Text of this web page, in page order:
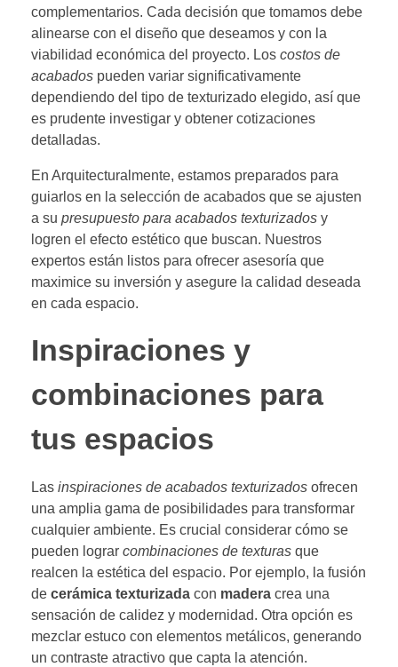
complementarios. Cada decisión que tomamos debe
alinearse con el diseño que deseamos y con la
viabilidad económica del proyecto. Los costos de
acabados pueden variar significativamente
dependiendo del tipo de texturizado elegido, así que
es prudente investigar y obtener cotizaciones
detalladas.
En Arquitecturalmente, estamos preparados para
guiarlos en la selección de acabados que se ajusten
a su presupuesto para acabados texturizados y
logren el efecto estético que buscan. Nuestros
expertos están listos para ofrecer asesoría que
maximice su inversión y asegure la calidad deseada
en cada espacio.
Inspiraciones y
combinaciones para
tus espacios
Las inspiraciones de acabados texturizados ofrecen
una amplia gama de posibilidades para transformar
cualquier ambiente. Es crucial considerar cómo se
pueden lograr combinaciones de texturas que
realcen la estética del espacio. Por ejemplo, la fusión
de cerámica texturizada con madera crea una
sensación de calidez y modernidad. Otra opción es
mezclar estuco con elementos metálicos, generando
un contraste atractivo que capta la atención.